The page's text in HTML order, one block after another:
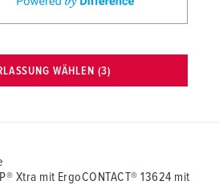
WÄHLEN (3)
Xtra mit ErgoCONTACT® 13624 mit